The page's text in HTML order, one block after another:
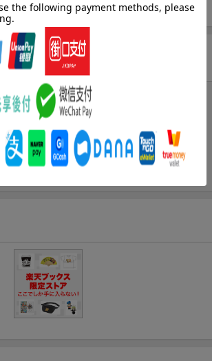
ぞれ異なる性能やアクションを持っていま
（縦・横・3D）スクロールの全16ステー
多彩なステージ」で遊びの幅が広がります！
ン ナタ・デ・コットン
いど化で限定版アイテムの一番の目玉にな
念 コットン大全集
念 コットン大全集」(A5サイズ)をご用意し
描き下ろしイラストを掲載（約60Pを予
まだレビューがありません。